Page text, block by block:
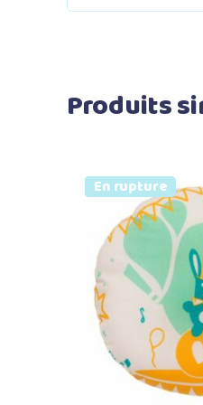
Produits
Prix doux
Vendu
En rupture
Lire